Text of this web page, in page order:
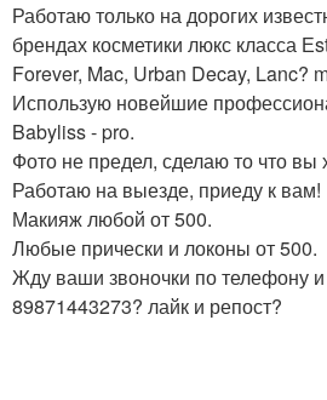
Работаю только на дорогих
брендах косметики люкс класса
Forever, Mac, Urban Decay, Lanc?
Использую новейшие
Babyliss - pro.
Фото не предел, сделаю то что вы
Работаю на выезде, приеду к вам!
Макияж любой от 500.
Любые прически и локоны от 500.
Жду ваши звоночки по телефону
89871443273? лайк и репост?